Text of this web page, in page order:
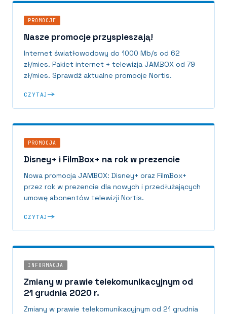
PROMOCJE
Nasze promocje przyspieszają!
Internet światłowodowy do 1000 Mb/s od 62
zł/mies. Pakiet internet + telewizja JAMBOX od 79
zł/mies. Sprawdź aktualne promocje Nortis.
CZYTAJ
PROMOCJA
Disney+ i FilmBox+ na rok w prezencie
Nowa promocja JAMBOX: Disney+ oraz FilmBox+
przez rok w prezencie dla nowych i przedłużających
umowę abonentów telewizji Nortis.
CZYTAJ
INFORMACJA
Zmiany w prawie telekomunikacyjnym od
21 grudnia 2020 r.
Zmiany w prawie telekomunikacyjnym od 21 grudnia